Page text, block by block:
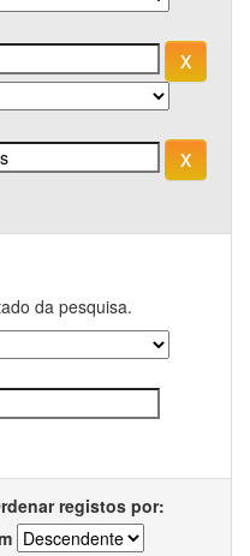
da pesquisa.
registos por: